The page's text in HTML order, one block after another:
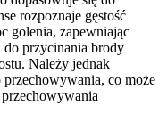
rozpoznaje gęstość
golenia, zapewniając
do przycinania brody
Należy jednak
przechowywania, co może